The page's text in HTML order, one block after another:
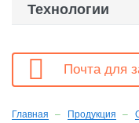
Технологии
 Почта для
Главная Продукция